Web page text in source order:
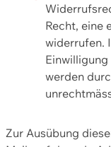
Recht, eine
widerrufen.
werden
Zur Ausübung